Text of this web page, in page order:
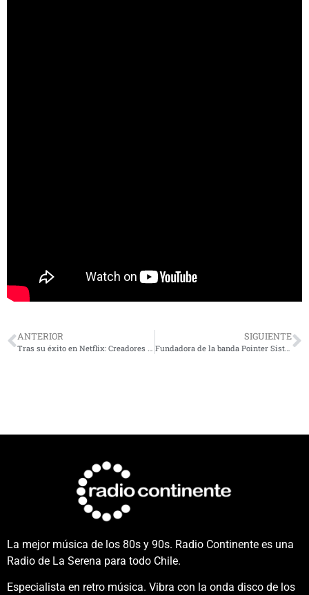
ANTERIOR SIGUIENTE
Fundadora de la banda Pointer Sisters murió a los 74 años
La mejor música de los 80s y 90s. Radio Continente es una
Radio de La Serena para todo Chile.
Especialista en retro música. Vibra con la onda disco de los